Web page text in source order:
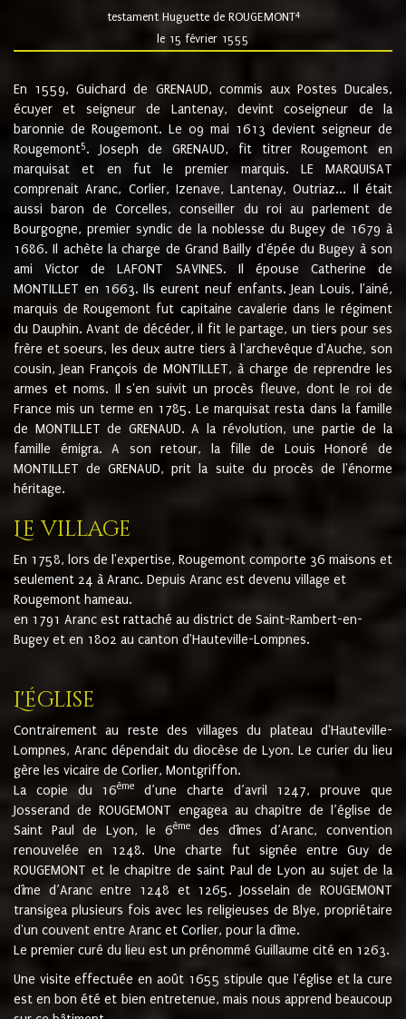
testament Huguette de ROUGEMONT4
le 15 février 1555
En 1559, Guichard de GRENAUD, commis aux Postes Ducales,
écuyer et seigneur de Lantenay, devint coseigneur de la
baronnie de Rougemont. Le 09 mai 1613 devient seigneur de
Rougemont5. Joseph de GRENAUD, fit titrer Rougemont en
marquisat et en fut le premier marquis. LE MARQUISAT
comprenait Aranc, Corlier, Izenave, Lantenay, Outriaz... Il était
aussi baron de Corcelles, conseiller du roi au parlement de
Bourgogne, premier syndic de la noblesse du Bugey de 1679 à
1686. Il achète la charge de Grand Bailly d'épée du Bugey à son
ami Victor de LAFONT SAVINES. Il épouse Catherine de
MONTILLET en 1663. Ils eurent neuf enfants. Jean Louis, l'ainé,
marquis de Rougemont fut capitaine cavalerie dans le régiment
du Dauphin. Avant de décéder, il fit le partage, un tiers pour ses
frère et soeurs, les deux autre tiers à l'archevêque d'Auche, son
cousin, Jean François de MONTILLET, à charge de reprendre les
armes et noms. Il s'en suivit un procès fleuve, dont le roi de
France mis un terme en 1785. Le marquisat resta dans la famille
de MONTILLET de GRENAUD. A la révolution, une partie de la
famille émigra. A son retour, la fille de Louis Honoré de
MONTILLET de GRENAUD, prit la suite du procès de l'énorme
héritage.
Le village
En 1758, lors de l'expertise, Rougemont comporte 36 maisons et
seulement 24 à Aranc. Depuis Aranc est devenu village et
Rougemont hameau.
en 1791 Aranc est rattaché au district de Saint-Rambert-en-
Bugey et en 1802 au canton d'Hauteville-Lompnes.
L'église
Contrairement au reste des villages du plateau d'Hauteville-
Lompnes, Aranc dépendait du diocèse de Lyon. Le curier du lieu
gère les vicaire de Corlier, Montgriffon.
La copie du 16ème
d’une charte d’avril 1247, prouve que
Josserand de ROUGEMONT engagea au chapitre de l’église de
Saint Paul de Lyon, le 6èmedes dîmes d’Aranc, convention
renouvelée en 1248. Une charte fut signée entre Guy de
ROUGEMONT et le chapitre de saint Paul de Lyon au sujet de la
dîme d’Aranc entre 1248 et 1265. Josselain de ROUGEMONT
transigea plusieurs fois avec les religieuses de Blye, propriétaire
d'un couvent entre Aranc et Corlier, pour la dîme.
Le premier curé du lieu est un prénommé Guillaume cité en 1263.
Une visite effectuée en août 1655 stipule que l'église et la cure
est en bon été et bien entretenue, mais nous apprend beaucoup